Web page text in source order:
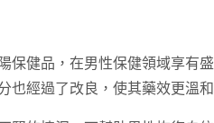
保健品，在男性保健領域享
也經過了改良，使其藥效更溫